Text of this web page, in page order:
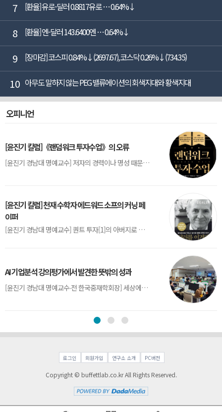
7 [환율] 유로-달러 0.8817유로 … 0.64%↓
8 [환율] 엔-달러 143.6400엔 … 0.64%↓
9 [장마감] 코스피 0.84%↓(2697.67), 코스닥 0.26%↓(734.35)
10 아무도 말하지 않는 PEG 밸류에이션의 회색지대와 황색지대
오피니언
[윤진기 칼럼]《랜덤워크 투자수업》의 오류
[윤진기 경남대 명예교수] 저자의 경력이나 명성 때문인지 2020년에 번역 출판된 《랜덤워크 투자수업》(A Random Walk Down Wall Street) 12판은 표지부터가 거창하다. ‘45년간 12번 개정하며 철저히 검증한 투자서’, ‘전문가 부럽지 않은 투자 감각을 길러주는 위대한 투자지침서’ 라는 은빛 광고문구로 독자를 유혹한다.[1] 출판 50주...
[윤진기 칼럼] 천재 수학자 에드워드 소프의 커닝 페
이퍼
[윤진기 경남대 명예교수] 퀀트 투자[1]의 아버지로 불리는 에드워드 소프(Edward O. Thorp)는 수학계에서 천재로 알려진 인물이다. 그는 수학자이지만, 투자 업계에도 여러 가지 흥미로운 일화를 남겼다.수학을 이용하여 카지노를 이길 수 있는지가 궁금했던 그는 동료 교수가 소개해 준 블랙잭(Blackjack) 전략의 핵심을 손바닥 크기의 종이에 요...
AI 기업분석 강의평가에서 발견한 뜻밖의 성과
[윤진기 경남대 명예교수∙전 한국중재학회장] 세상에는 우연처럼 보이지만 인류의 진보를 이끌어낸 사건들이 있다. 영국의 알렉산더 플레밍(Alexander Fleming)이 곰팡이 핀 페트리 접시(Petri dish)를 버리지 않고[1] 관찰해 페니실린을 발견한 것은 그 대표적 사례다. 무심히 지나쳤다면 결코 없었을 혁신이었다.지난 7월 5일, 필자가 개발한 기업...
로그인 회원가입 연구소 소개 PC버전
Copyright © buffettlab.co.kr All Rights Reserved.